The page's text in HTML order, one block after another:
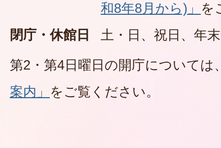
和8年8月から)」 を
閉庁・休館日
土・日、祝日、年
第2・第4日曜日の開庁については
案内」 をご覧ください。